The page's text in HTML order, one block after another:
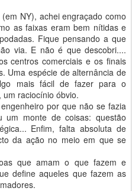
NY), achei engraçado como
as faixas eram bem nítidas e
Fique pensando a que
via. E não é que descobri....
centros comerciais e os finais
Uma espécie de alternância de
mais fácil de fazer para o
raciocínio óbvio.
por que não se fazia
monte de coisas: questão
Enfim, falta absoluta de
da ação no meio em que se
que amam o que fazem e
define aqueles que fazem as